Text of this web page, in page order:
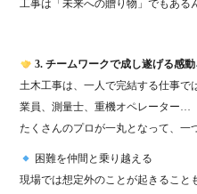
工事は「未来への贈り物」でもある
3. チームワークで成し遂げる感動
土木工事は、一人で完結する仕事で
業員、測量士、重機オペレーター…
たくさんのプロが一丸となって、一
困難を仲間と乗り越える
現場では想定外のことが起きること